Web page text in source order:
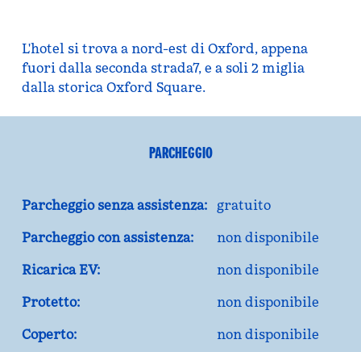
L'hotel si trova a nord-est di Oxford, appena
fuori dalla seconda strada7, e a soli 2 miglia
dalla storica Oxford Square.
PARCHEGGIO
Parcheggio senza assistenza:
gratuito
Parcheggio con assistenza:
non disponibile
Ricarica EV:
non disponibile
Protetto:
non disponibile
Coperto:
non disponibile